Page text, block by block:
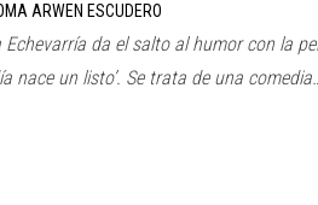
ARWEN ESCUDERO
da el salto al humor con la
nace un listo’. Se trata de una